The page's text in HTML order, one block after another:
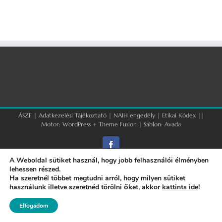
ÁSZF | Adatkezelési Tájékoztató | NAIH engedély | Etikai Kódex ||
Motor: WordPress + Theme Fusion | Sablon: Avada
Facebook
A Weboldal sütiket használ, hogy jobb felhasználói élményben
lehessen részed.
Ha szeretnél többet megtudni arról, hogy milyen sütiket
használunk illetve szeretnéd törölni őket, akkor kattints ide!
Elfogadom